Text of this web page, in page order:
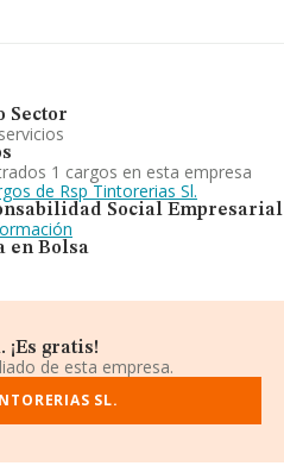
Sector
1 cargos en esta empresa
de Rsp Tintorerias Sl.
Social Empresarial
en Bolsa
gratis!
de esta empresa.
SL.